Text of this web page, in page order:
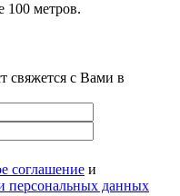
100 метров.
свяжется с Вами в
соглашение и
персональных данных